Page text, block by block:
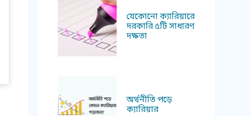
যেকোনো ক্যারিয়ারে
দরকারি ৫টি সাধারণ
দক্ষতা
অর্থনীতি পড়ে
ক্যারিয়ার